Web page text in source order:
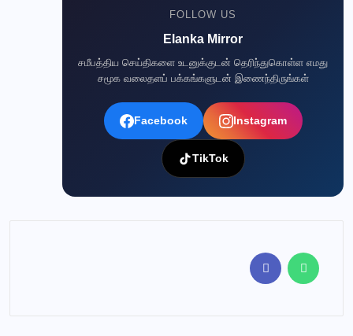
FOLLOW US
Elanka Mirror
சமீபத்திய செய்திகளை உடனுக்குடன் தெரிந்துகொள்ள எமது
சமூக வலைதளப் பக்கங்களுடன் இணைந்திருங்கள்
Facebook Instagram
TikTok